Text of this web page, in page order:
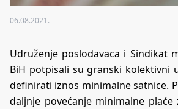
06.08.2021.
Udruženje poslodavaca i Sindikat
BiH potpisali su granski kolektivni
definirati iznos minimalne satnice.
daljnje povećanje minimalne plaće